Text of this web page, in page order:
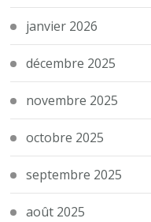
janvier 2026
décembre 2025
novembre 2025
octobre 2025
septembre 2025
août 2025